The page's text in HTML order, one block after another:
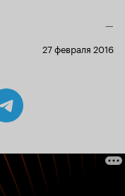
—
27 февраля 2016